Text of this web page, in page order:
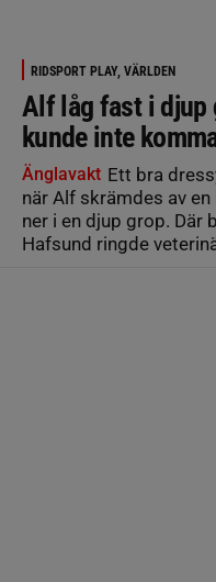
RIDSPORT PLAY, VÄRLDEN
Alf låg fast i djup
kunde inte
Änglavakt Ett bra
när Alf skrämdes av
ner i en djup grop. Där
Hafsund ringde